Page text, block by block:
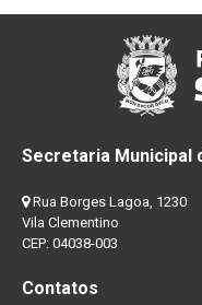
Secretaria Municipal
Rua Borges Lagoa, 1230
Vila Clementino
CEP: 04038-003
Contatos